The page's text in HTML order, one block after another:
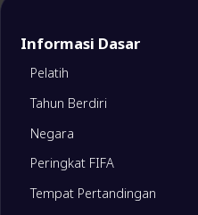
Informasi Dasar
Pelatih
Tahun Berdiri
Negara
Peringkat FIFA
Tempat Pertandingan